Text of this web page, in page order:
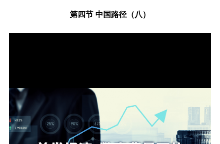
第四节 中国路径（八）